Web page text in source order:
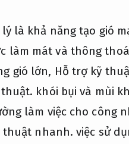
là khả năng tạo gió
làm mát và thông
gió lớn, Hỗ trợ kỹ
khói bụi và mùi
làm việc cho công
thuật nhanh. việc sử